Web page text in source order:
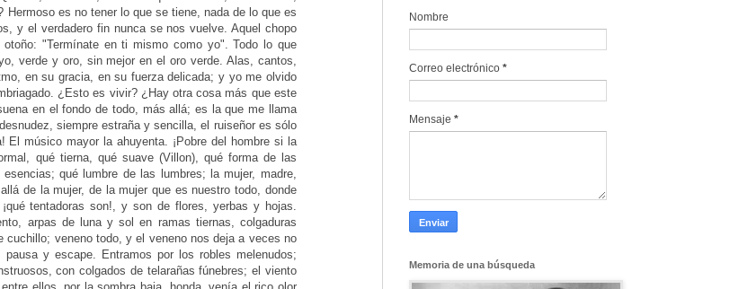
Nombre
Correo electrónico *
Mensaje *
Memoria de una búsqueda